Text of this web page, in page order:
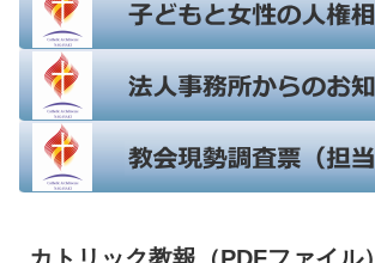
カトリック教報（PDFファイル）